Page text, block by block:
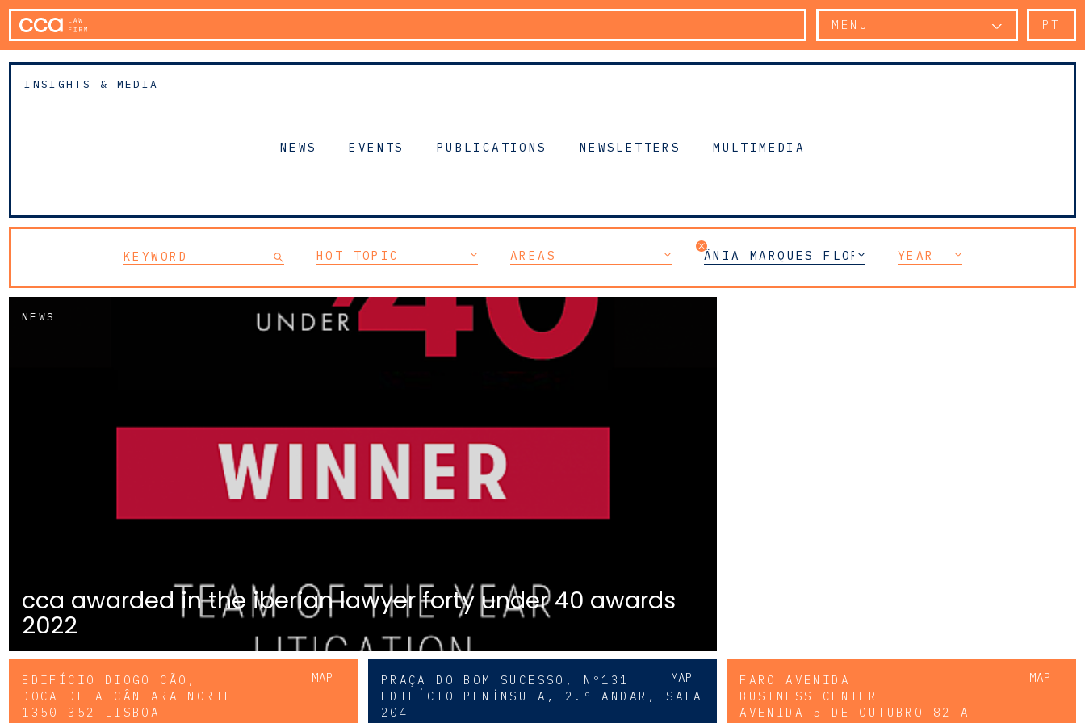
MENU PT
INSIGHTS & MEDIA
NEWS EVENTS PUBLICATIONS NEWSLETTERS MULTIMEDIA
HOT TOPIC AREAS ÂNIA MARQUES FLORENÇA YEAR
NEWS
cca awarded in the iberian lawyer forty under 40 awards
2022
MAP
EDIFÍCIO DIOGO CÃO,
DOCA DE ALCÂNTARA NORTE
1350-352 LISBOA
MAP
PRAÇA DO BOM SUCESSO, Nº131
EDIFÍCIO PENÍNSULA, 2.º ANDAR, SALA
204
MAP
FARO AVENIDA
BUSINESS CENTER
AVENIDA 5 DE OUTUBRO 82 A